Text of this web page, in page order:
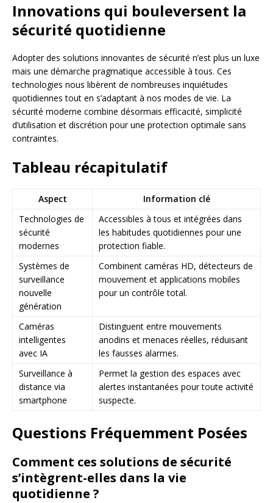
Innovations qui bouleversent la
sécurité quotidienne
Adopter des solutions innovantes de sécurité n’est plus un luxe
mais une démarche pragmatique accessible à tous. Ces
technologies nous libèrent de nombreuses inquiétudes
quotidiennes tout en s’adaptant à nos modes de vie. La
sécurité moderne combine désormais efficacité, simplicité
d’utilisation et discrétion pour une protection optimale sans
contraintes.
Tableau récapitulatif
Aspect
Information clé
Technologies de
sécurité
modernes
Accessibles à tous et intégrées dans
les habitudes quotidiennes pour une
protection fiable.
Systèmes de
surveillance
nouvelle
génération
Combinent caméras HD, détecteurs de
mouvement et applications mobiles
pour un contrôle total.
Caméras
intelligentes
avec IA
Distinguent entre mouvements
anodins et menaces réelles, réduisant
les fausses alarmes.
Surveillance à
distance via
smartphone
Permet la gestion des espaces avec
alertes instantanées pour toute activité
suspecte.
Questions Fréquemment Posées
Comment ces solutions de sécurité
s’intègrent-elles dans la vie
quotidienne ?